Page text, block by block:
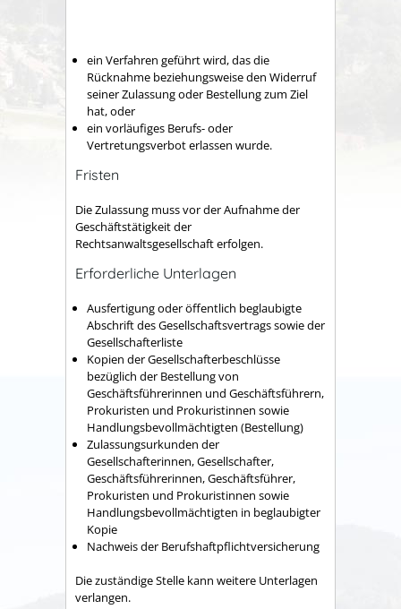
ein Verfahren geführt wird, das die
Rücknahme beziehungsweise den Widerruf
seiner Zulassung oder Bestellung zum Ziel
hat, oder
ein vorläufiges Berufs- oder
Vertretungsverbot erlassen wurde.
Fristen
Die Zulassung muss vor der Aufnahme der
Geschäftstätigkeit der
Rechtsanwaltsgesellschaft erfolgen.
Erforderliche Unterlagen
Ausfertigung oder öffentlich beglaubigte
Abschrift des Gesellschaftsvertrags sowie der
Gesellschafterliste
Kopien der Gesellschafterbeschlüsse
bezüglich der Bestellung von
Geschäftsführerinnen und Geschäftsführern,
Prokuristen und Prokuristinnen sowie
Handlungsbevollmächtigten (Bestellung)
Zulassungsurkunden der
Gesellschafterinnen, Gesellschafter,
Geschäftsführerinnen, Geschäftsführer,
Prokuristen und Prokuristinnen sowie
Handlungsbevollmächtigten in beglaubigter
Kopie
Nachweis der Berufshaftpflichtversicherung
Die zuständige Stelle kann weitere Unterlagen
verlangen.